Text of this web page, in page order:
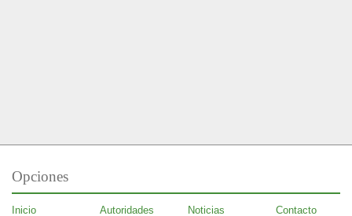
Opciones
Inicio Autoridades Noticias Contacto